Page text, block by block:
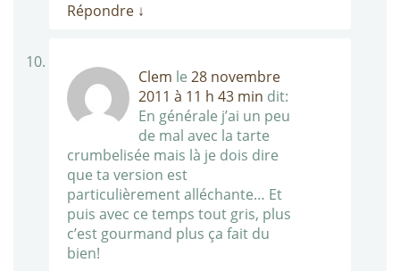
Répondre ↓
Clem le 28 novembre
2011 à 11 h 43 min dit:
En générale j’ai un peu
de mal avec la tarte
crumbelisée mais là je dois dire
que ta version est
particulièrement alléchante… Et
puis avec ce temps tout gris, plus
c’est gourmand plus ça fait du
bien!